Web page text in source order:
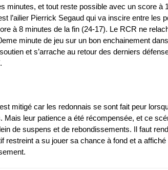
minutes, et tout reste possible avec un score à
l’ailier Pierrick Segaud qui va inscire entre les
à 8 minutes de la fin (24-17). Le RCR ne
minute de jeu sur un bon enchainement
et s’arrache au retour des derniers
mitigé car les redonnais se sont fait peur
Mais leur patience a été récompensée, et ce
de suspens et de rebondissements. Il faut
restreint a su jouer sa chance à fond et a